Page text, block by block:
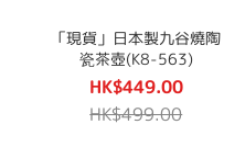
「現貨」日本製九谷燒陶
瓷茶壺(K8-563)
HK$449.00
HK$499.00